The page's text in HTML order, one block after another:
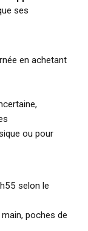
ses
en achetant
ou pour
selon le
poches de